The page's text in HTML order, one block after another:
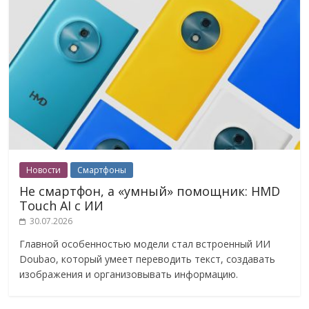
Новости Смартфоны
Не смартфон, а «умный» помощник: HMD
Touch AI с ИИ
30.07.2026
Главной особенностью модели стал встроенный ИИ
Doubao, который умеет переводить текст, создавать
изображения и организовывать информацию.